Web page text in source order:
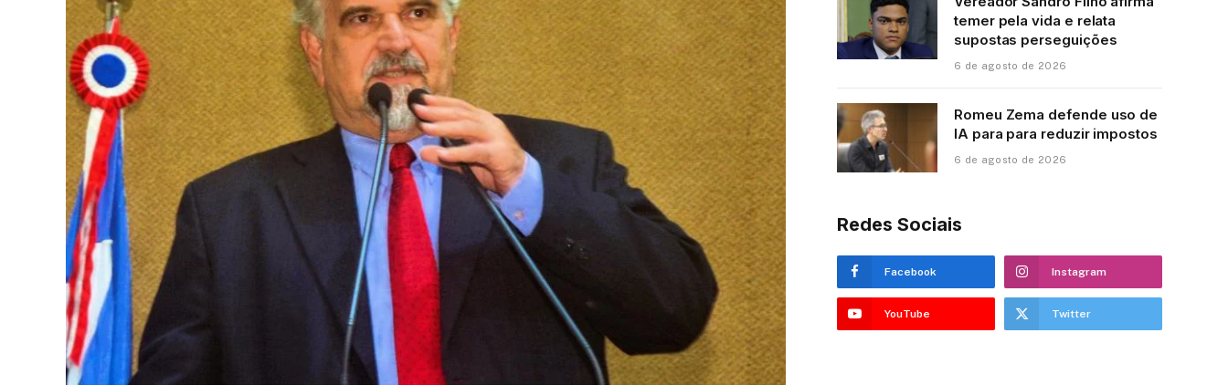
temer pela vida e relata
supostas perseguições
6 de agosto de 2026
Romeu Zema defende uso de
IA para para reduzir impostos
6 de agosto de 2026
Redes Sociais
Facebook Instagram
YouTube Twitter